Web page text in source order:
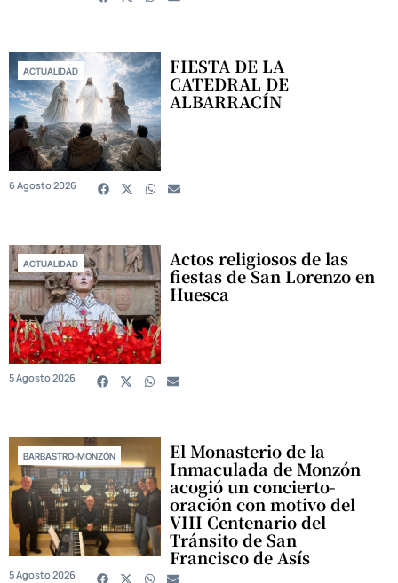
ACTUALIDAD FIESTA DE LA
CATEDRAL DE
ALBARRACÍN
6 Agosto 2026
ACTUALIDAD Actos religiosos de las
fiestas de San Lorenzo en
Huesca
5 Agosto 2026
BARBASTRO-MONZÓN El Monasterio de la
Inmaculada de Monzón
acogió un concierto-
oración con motivo del
VIII Centenario del
Tránsito de San
Francisco de Asís
5 Agosto 2026